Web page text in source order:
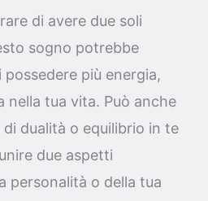
di avere due soli
sogno potrebbe
più energia,
nella tua vita. Può anche
dualità o equilibrio in te
due aspetti
personalità o della tua